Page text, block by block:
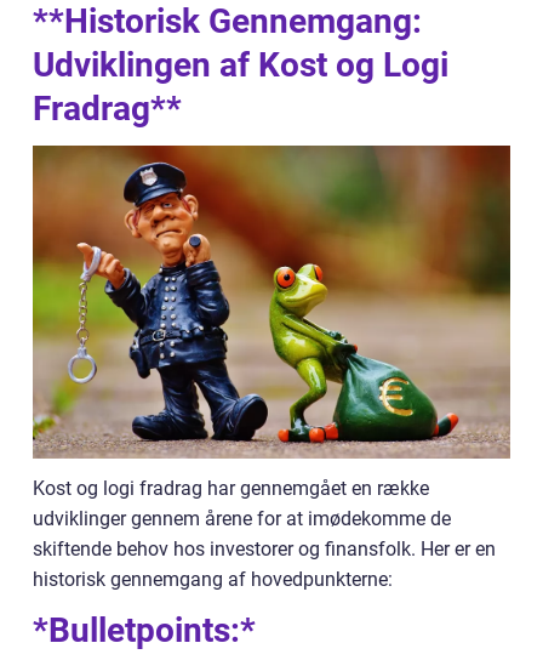
**Historisk Gennemgang:
Udviklingen af Kost og Logi
Fradrag**
Kost og logi fradrag har gennemgået en række
udviklinger gennem årene for at imødekomme de
skiftende behov hos investorer og finansfolk. Her er en
historisk gennemgang af hovedpunkterne:
*Bulletpoints:*